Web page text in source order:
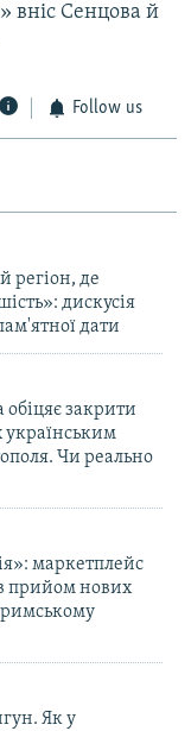
вніс Сенцова й
Follow us
регіон, де
дискусія
дати
обіцяє закрити
Чи реально
маркетплейс
прийом нових
Як у